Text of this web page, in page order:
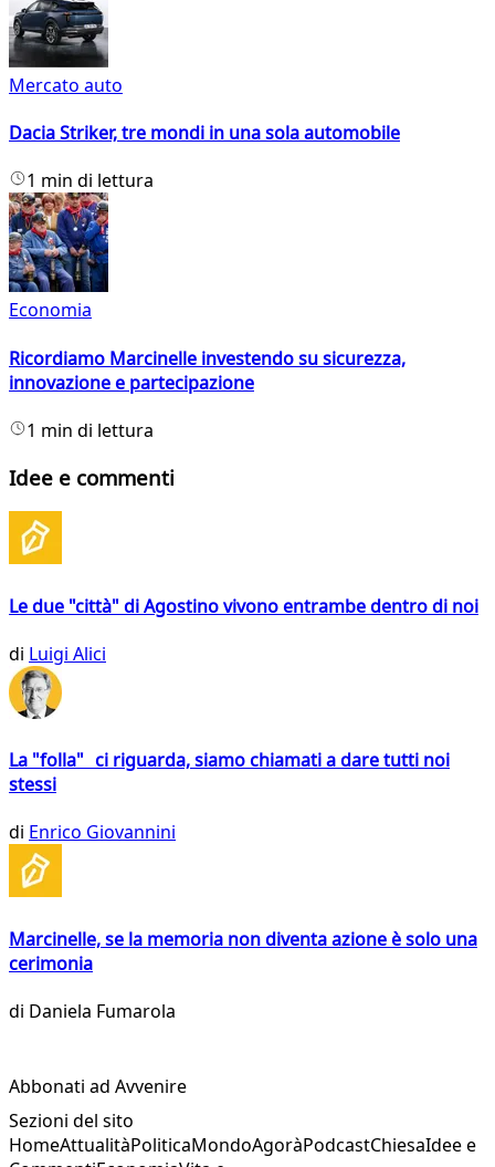
Mercato auto
Dacia Striker, tre mondi in una sola automobile
1 min di lettura
Economia
Ricordiamo Marcinelle investendo su sicurezza,
innovazione e partecipazione
1 min di lettura
Idee e commenti
Le due "città" di Agostino vivono entrambe dentro di noi
di Luigi Alici
La "folla" ci riguarda, siamo chiamati a dare tutti noi
stessi
di Enrico Giovannini
Marcinelle, se la memoria non diventa azione è solo una
cerimonia
di Daniela Fumarola
Abbonati ad Avvenire
Sezioni del sito
HomeAttualitàPoliticaMondoAgoràPodcastChiesaIdee e